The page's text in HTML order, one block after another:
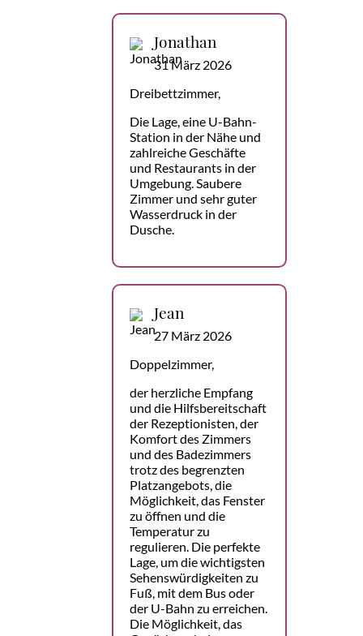
Jonathan
31 März 2026
Dreibettzimmer,
Die Lage, eine U-Bahn-
Station in der Nähe und
zahlreiche Geschäfte
und Restaurants in der
Umgebung. Saubere
Zimmer und sehr guter
Wasserdruck in der
Dusche.
Jean
27 März 2026
Doppelzimmer,
der herzliche Empfang
und die Hilfsbereitschaft
der Rezeptionisten, der
Komfort des Zimmers
und des Badezimmers
trotz des begrenzten
Platzangebots, die
Möglichkeit, das Fenster
zu öffnen und die
Temperatur zu
regulieren. Die perfekte
Lage, um die wichtigsten
Sehenswürdigkeiten zu
Fuß, mit dem Bus oder
der U-Bahn zu erreichen.
Die Möglichkeit, das